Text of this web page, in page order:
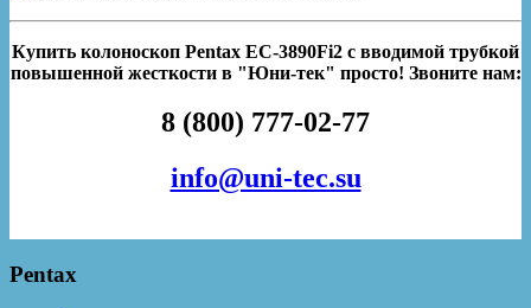
Купить колоноскоп Pentax EC-3890Fi2 с вводимой трубкой
повышенной жесткости в "Юни-тек" просто! Звоните нам:
8 (800) 777-02-77
info@uni-tec.su
Pentax